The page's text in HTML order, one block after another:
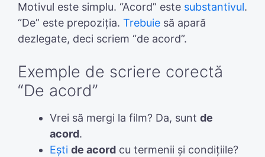
Motivul este simplu. “Acord” este substantivul.
“De” este prepoziția. Trebuie să apară
dezlegate, deci scriem “de acord”.
Exemple de scriere corectă
“De acord”
Vrei să mergi la film? Da, sunt de
acord.
Ești de acord cu termenii și condițiile?